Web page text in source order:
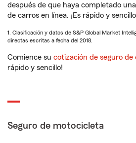
después de que haya completado
de carros en línea. ¡Es rápido y
1. Clasificación y datos de S&P Global Market
directas escritas a fecha del 2018.
Comience su cotización de seguro de
rápido y sencillo!
Seguro de motocicleta